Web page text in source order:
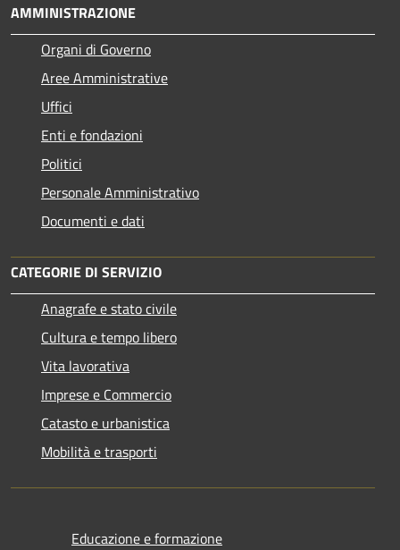
AMMINISTRAZIONE
Organi di Governo
Aree Amministrative
Uffici
Enti e fondazioni
Politici
Personale Amministrativo
Documenti e dati
CATEGORIE DI SERVIZIO
Anagrafe e stato civile
Cultura e tempo libero
Vita lavorativa
Imprese e Commercio
Catasto e urbanistica
Mobilità e trasporti
Educazione e formazione